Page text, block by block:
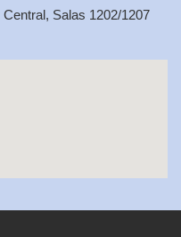
Salas 1202/1207